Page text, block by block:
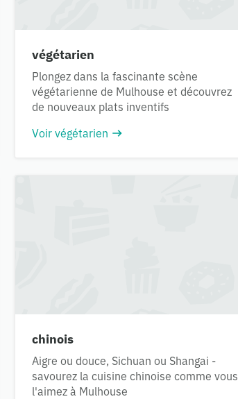
végétarien
Plongez dans la fascinante scène
végétarienne de Mulhouse et découvrez
de nouveaux plats inventifs
Voir végétarien
chinois
Aigre ou douce, Sichuan ou Shangai -
savourez la cuisine chinoise comme vous
l'aimez à Mulhouse